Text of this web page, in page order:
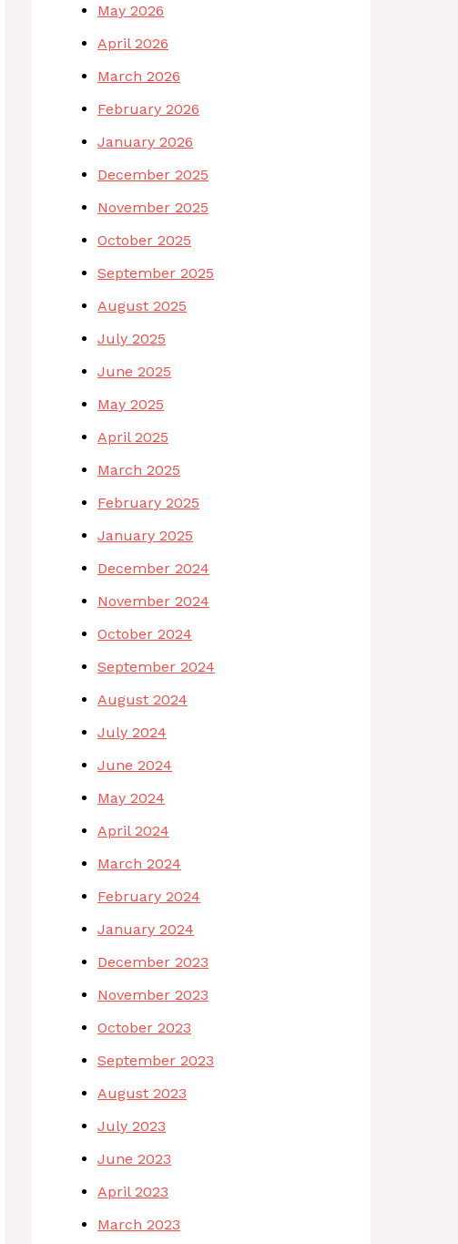
May 2026
April 2026
March 2026
February 2026
January 2026
December 2025
November 2025
October 2025
September 2025
August 2025
July 2025
June 2025
May 2025
April 2025
March 2025
February 2025
January 2025
December 2024
November 2024
October 2024
September 2024
August 2024
July 2024
June 2024
May 2024
April 2024
March 2024
February 2024
January 2024
December 2023
November 2023
October 2023
September 2023
August 2023
July 2023
June 2023
April 2023
March 2023